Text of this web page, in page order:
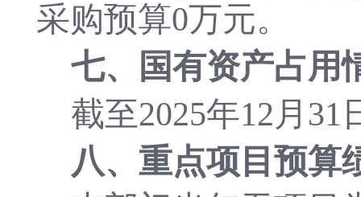
采购预算0万元。
七、
国有资产占用
截至2025年12月31
八、 重点项目预算